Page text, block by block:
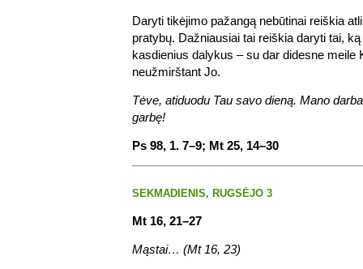
Daryti tikėjimo pažangą nebūtinai reiškia
pratybų. Dažniausiai tai reiškia daryti tai,
kasdienius dalykus – su dar didesne meile
neužmirštant Jo.
Tėve, atiduodu Tau savo dieną. Mano
garbę!
Ps 98, 1. 7–9; Mt 25, 14–30
SEKMADIENIS, RUGSĖJO 3
Mt 16, 21–27
Mąstai… (Mt 16, 23)